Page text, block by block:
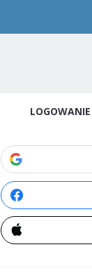
LOGOWANIE